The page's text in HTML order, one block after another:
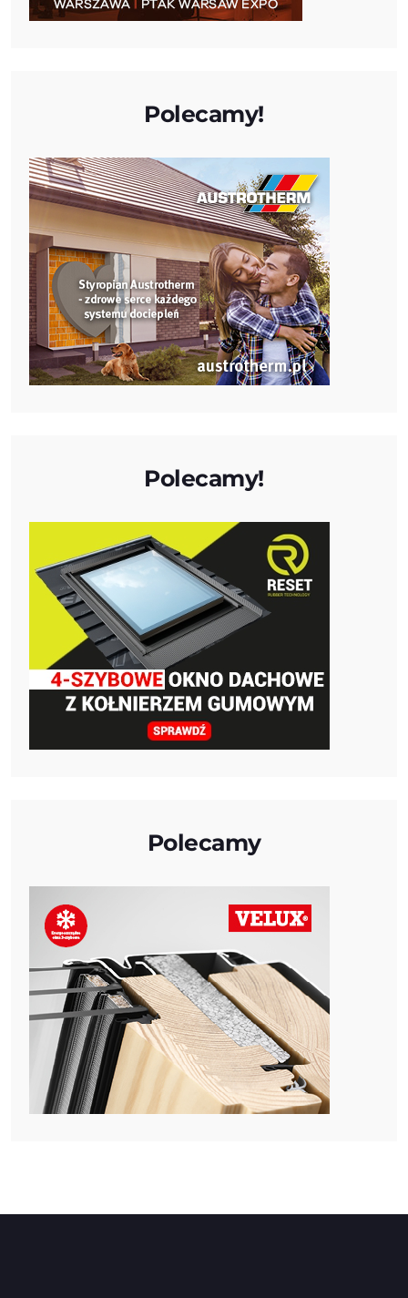
Polecamy!
Polecamy!
Polecamy